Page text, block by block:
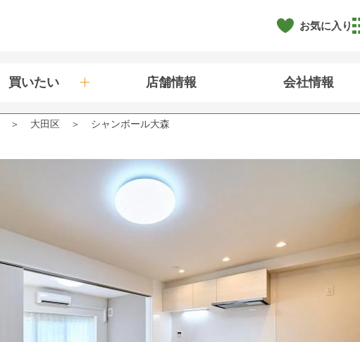
お気に入り
買いたい 店舗情報 会社情報
大田区 シャンボール大森